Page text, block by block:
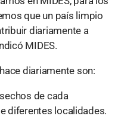
que un país limpio
diariamente a
MIDES.
diariamente son:
de cada
diferentes localidades.